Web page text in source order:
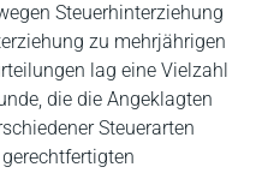
Steuerhinterziehung
zu mehrjährigen
lag eine Vielzahl
die die Angeklagten
Steuerarten